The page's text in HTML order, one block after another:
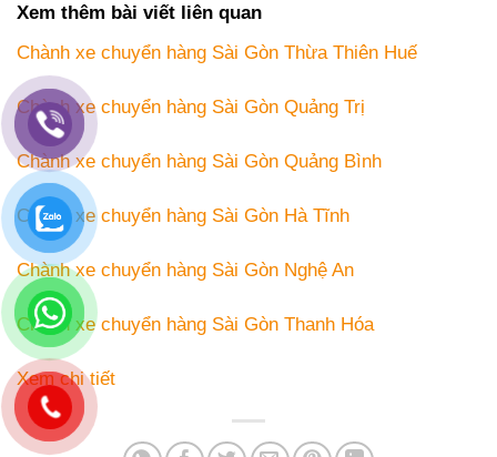
Xem thêm bài viết liên quan
Chành xe chuyển hàng Sài Gòn Thừa Thiên Huế
Chành xe chuyển hàng Sài Gòn Quảng Trị
Chành xe chuyển hàng Sài Gòn Quảng Bình
Chành xe chuyển hàng Sài Gòn Hà Tĩnh
Chành xe chuyển hàng Sài Gòn Nghệ An
Chành xe chuyển hàng Sài Gòn Thanh Hóa
Xem chi tiết